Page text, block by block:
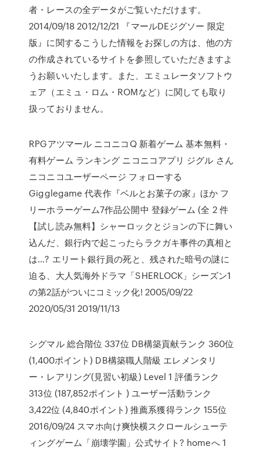
者・レースの全データがご覧いただけます。
2014/09/18 2012/12/21 『マールDEジグソー 限定
版』に関するこうした情報をお探しの方は、他の方
の作成されているサイトを参照していただきますよ
うお願いいたします。また、エミュレータソフトウ
ェア（エミュ・ロム・ROMなど）に関しても取り
扱っておりません。
RPGアツマール ニコニコQ 新着ゲーム 基本無料・
有料ゲーム ランキング ニコニコアプリ ジグル さん
ニコニコユーザーページ フォローする
Gigglegame 代表作『ベルとお菓子の家』ほか フ
リーホラーゲーム7作品公開中 登録ゲーム (全 2 件
【試し読み無料】シャーロックとジョンの下に舞い
込んだ、銀行内で起こったらラクガキ事件の真相と
は…? エリート銀行員の死と、残された暗号の謎に
迫る、大人気海外ドラマ「SHERLOCK」シーズン1
の第2話がついにコミック化! 2005/09/22
2020/05/31 2019/11/13
シグマル 総合階位 337位 DB構築貢献ランク 360位
(1,400ポイント) DB構築職人階級 エレメンタリ
ー・レアリング(見習い初級) Level 1 評価ランク
313位 (187,852ポイント ) ユーザー活動ランク
3,422位 (4,840ポイント) 推薦系獲得ランク 155位
2016/09/24 スマホ向け爽快横スクロールシューテ
ィングゲーム「崩壊学園」公式サイト? homeへ 1